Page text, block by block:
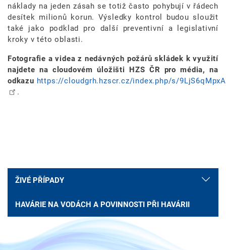
náklady na jeden zásah se totiž často pohybují v řádech
desítek milionů korun. Výsledky kontrol budou sloužit
také jako podklad pro další preventivní a legislativní
kroky v této oblasti.
Fotografie a videa z nedávných požárů skládek k využití
najdete na cloudovém úložišti HZS ČR pro média, na
odkazu https://cloudgrh.hzscr.cz/index.php/s/
.
ŽIVÉ PŘÍPADY
HAVÁRIE NA VODÁCH A POVINNOSTI PŘI HAVÁRII